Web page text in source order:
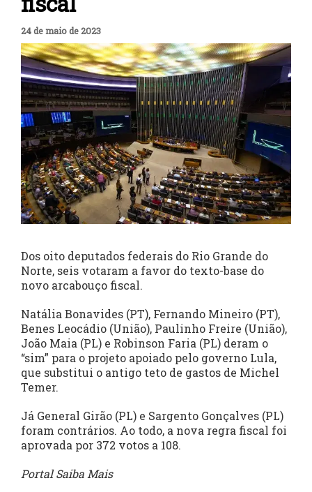
24 de maio de 2023
Dos oito deputados federais do Rio Grande do
Norte, seis votaram a favor do texto-base do
novo arcabouço fiscal.
Natália Bonavides (PT), Fernando Mineiro (PT),
Benes Leocádio (União), Paulinho Freire (União),
João Maia (PL) e Robinson Faria (PL) deram o
“sim” para o projeto apoiado pelo governo Lula,
que substitui o antigo teto de gastos de Michel
Temer.
Já General Girão (PL) e Sargento Gonçalves (PL)
foram contrários. Ao todo, a nova regra fiscal foi
aprovada por 372 votos a 108.
Portal Saiba Mais